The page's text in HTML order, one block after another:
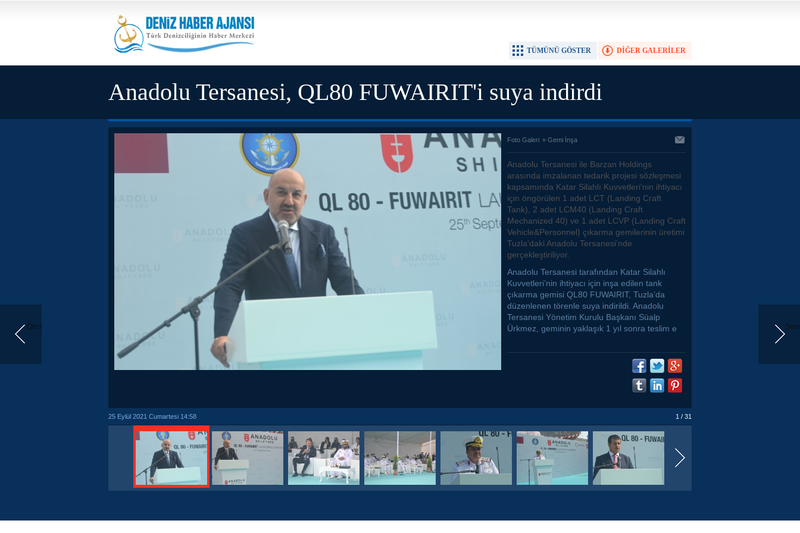
Önceki
DİĞER GALERİLER
TÜMÜNÜ GÖSTER
Anadolu Tersanesi, QL80 FUWAIRIT'i suya indirdi
Foto Galeri » Gemi İnşa
Anadolu Tersanesi ile Barzan Holdings
arasında imzalanan tedarik projesi sözleşmesi
kapsamında Katar Silahlı Kuvvetleri’nin ihtiyacı
için öngörülen 1 adet LCT (Landing Craft
Tank), 2 adet LCM40 (Landing Craft
Mechanized 40) ve 1 adet LCVP (Landing Craft
Vehicle&Personnel) çıkarma gemilerinin üretimi
Tuzla'daki Anadolu Tersanesi’nde
gerçekleştiriliyor.
Anadolu Tersanesi tarafından Katar Silahlı
Kuvvetleri’nin ihtiyacı için inşa edilen tank
çıkarma gemisi QL80 FUWAIRIT, Tuzla’da
düzenlenen törenle suya indirildi. Anadolu
Tersanesi Yönetim Kurulu Başkanı Süalp
Ürkmez, geminin yaklaşık 1 yıl sonra teslim e
25 Eylül 2021 Cumartesi 14:58 1 / 31